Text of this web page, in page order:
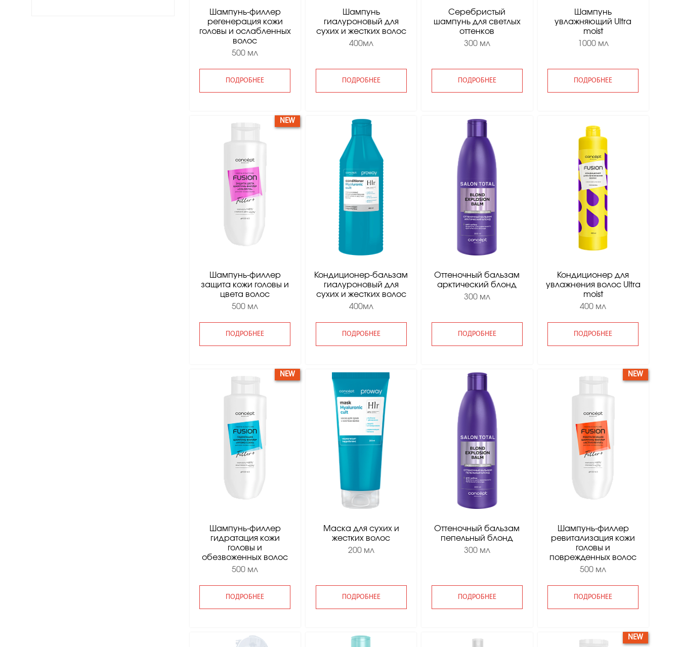
Шампунь-филлер
регенерация кожи
головы и ослабленных
волос
500 мл
ПОДРОБНЕЕ
Шампунь
гиалуроновый для
сухих и жестких волос
400мл
ПОДРОБНЕЕ
Серебристый
шампунь для светлых
оттенков
300 мл
ПОДРОБНЕЕ
Шампунь
увлажняющий Ultra
moist
1000 мл
ПОДРОБНЕЕ
Шампунь-филлер
защита кожи головы и
цвета волос
500 мл
ПОДРОБНЕЕ
NEW
Кондиционер-бальзам
гиалуроновый для
сухих и жестких волос
400мл
ПОДРОБНЕЕ
Оттеночный бальзам
арктический блонд
300 мл
ПОДРОБНЕЕ
Кондиционер для
увлажнения волос Ultra
moist
400 мл
ПОДРОБНЕЕ
Шампунь-филлер
гидратация кожи
головы и
обезвоженных волос
500 мл
ПОДРОБНЕЕ
NEW
Маска для сухих и
жестких волос
200 мл
ПОДРОБНЕЕ
Оттеночный бальзам
пепельный блонд
300 мл
ПОДРОБНЕЕ
Шампунь-филлер
ревитализация кожи
головы и
поврежденных волос
500 мл
ПОДРОБНЕЕ
NEW
NEW